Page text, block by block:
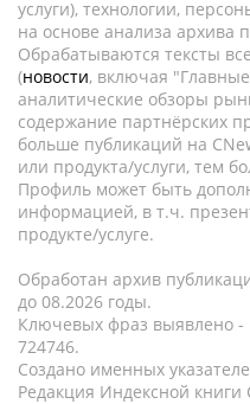
услуги), технологии,
на основе анализа архива
Обрабатываются тексты
(новости, включая
аналитические обзоры
содержание партнёрских
больше публикаций на
или продукта/услуги, тем
Профиль может быть
информацией, в т.ч.
продукте/услуге.
Обработан архив
до 08.2026 годы.
Ключевых фраз выявлено -
724746.
Создано именных
Редакция Индексной книги